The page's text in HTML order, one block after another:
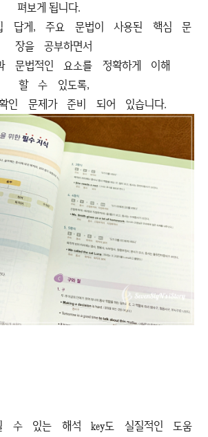
펴보게 됩니다.
답게, 주요 문법이 사용된 핵심 문
장을 공부하면서
문법적인 요소를 정확하게 이해
할 수 있도록,
인 문제가 준비 되어 있습니다.
수 있는 해석 key도 실질적인 도움